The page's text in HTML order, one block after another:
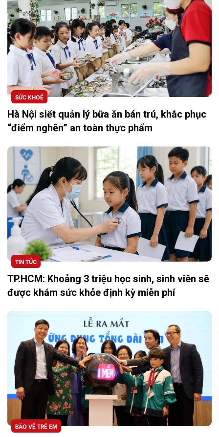
SỨC KHOẺ
Hà Nội siết quản lý bữa ăn bán trú, khắc phục
“điểm nghẽn” an toàn thực phẩm
TIN TỨC
TP.HCM: Khoảng 3 triệu học sinh, sinh viên sẽ
được khám sức khỏe định kỳ miễn phí
BẢO VỆ TRẺ EM